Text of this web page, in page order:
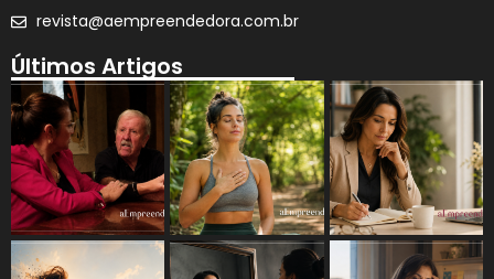
revista@aempreendedora.com.br
Últimos Artigos